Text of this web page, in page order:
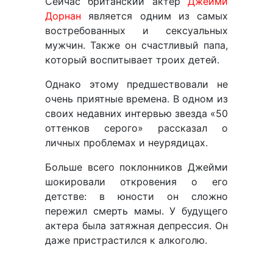
Дорнан является одним из самых
востребованных и сексуальных
мужчин. Также он счастливый папа,
который воспитывает троих детей.
Однако этому предшествовали не
очень приятные времена. В одном из
своих недавних интервью звезда «50
оттенков серого» рассказал о
личных проблемах и неурядицах.
Больше всего поклонников Джейми
шокировали откровения о его
детстве: в юности он сложно
пережил смерть мамы. У будущего
актера была затяжная депрессия. Он
даже пристрастился к алкоголю.